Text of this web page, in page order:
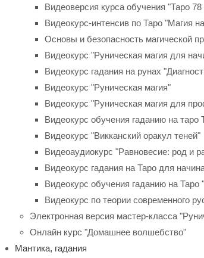
Видеоверсия курса обучения "Таро
Видеокурс-интенсив по Таро "Магия
Основы и безопасность магической
Видеокурс "Руническая магия для
Видеокурс гадания на рунах
Видеокурс "Руническая магия"
Видеокурс "Руническая магия для
Видеокурс обучения гаданию на таро
Видеокурс "Викканский оракул теней"
Видеоаудиокурс "Равновесие: род и
Видеокурс гадания на Таро для
Видеокурс обучения гаданию на Таро
Видеокурс по теории современного
Электронная версия мастер-класса
Онлайн курс "Домашнее волшебство"
Мантика, гадания